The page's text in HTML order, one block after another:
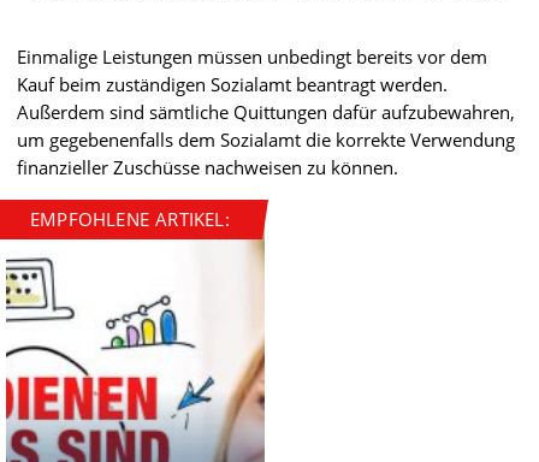
Einmalige Leistungen müssen unbedingt bereits vor dem
Kauf beim zuständigen Sozialamt beantragt werden.
Außerdem sind sämtliche Quittungen dafür aufzubewahren,
um gegebenenfalls dem Sozialamt die korrekte Verwendung
finanzieller Zuschüsse nachweisen zu können.
EMPFOHLENE ARTIKEL: